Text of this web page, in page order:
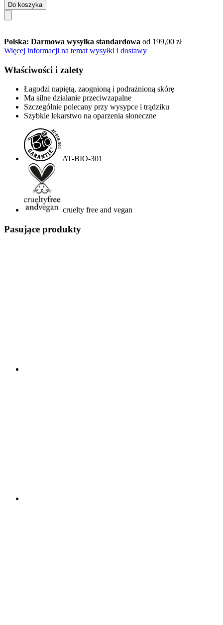
Do koszyka
Polska: Darmowa wysyłka standardowa od 199,00 zł
Więcej informacji na temat wysyłki i dostawy
Właściwości i zalety
Łagodzi napiętą, zaognioną i podrażnioną skórę
Ma silne działanie przeciwzapalne
Szczególnie polecany przy wysypce i trądziku
Szybkie lekarstwo na oparzenia słoneczne
AT-BIO-301
cruelty free and vegan
Pasujące produkty